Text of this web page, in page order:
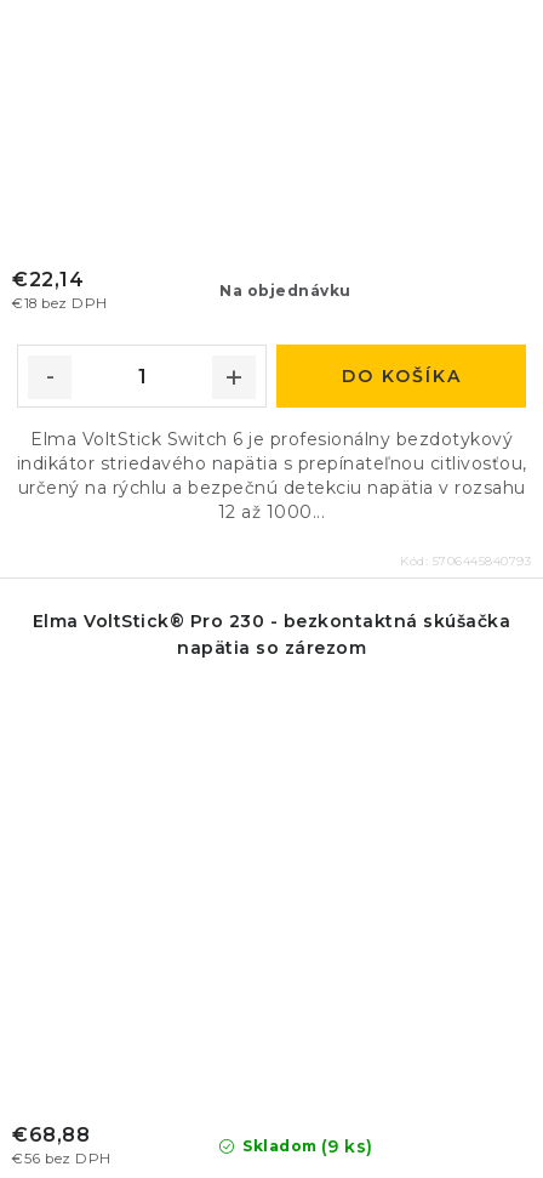
Na objednávku
€18 bez DPH
€22,14
DO KOŠÍKA
Elma VoltStick Switch 6 je profesionálny bezdotykový
indikátor striedavého napätia s prepínateľnou citlivosťou,
určený na rýchlu a bezpečnú detekciu napätia v rozsahu
12 až 1000...
Kód: 5706445840793
Elma VoltStick® Pro 230 - bezkontaktná skúšačka
napätia so zárezom
Skladom (9 ks)
€56 bez DPH
€68,88